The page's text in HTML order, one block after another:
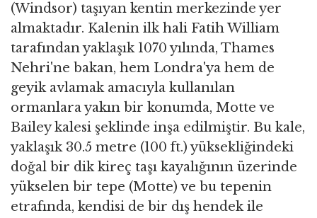
(Windsor) taşıyan kentin merkezinde yer
almaktadır. Kalenin ilk hali Fatih William
tarafından yaklaşık 1070 yılında, Thames
Nehri'ne bakan, hem Londra'ya hem de
geyik avlamak amacıyla kullanılan
ormanlara yakın bir konumda, Motte ve
Bailey kalesi şeklinde inşa edilmiştir. Bu kale,
yaklaşık 30.5 metre (100 ft.) yüksekliğindeki
doğal bir dik kireç taşı kayalığının üzerinde
yükselen bir tepe (Motte) ve bu tepenin
etrafında, kendisi de bir dış hendek ile